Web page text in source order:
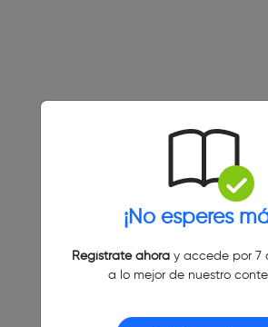
¡No esperes
Regístrate ahoray accede por 7
a lo mejor de nuestro